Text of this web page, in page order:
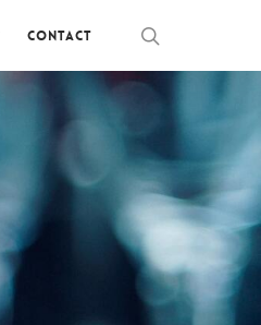
Contact